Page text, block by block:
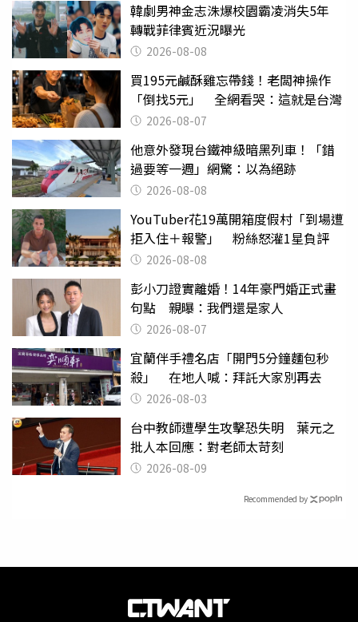
韓劇男神金志洙爆校園霸凌消失5年
轉戰菲律賓近況曝光
2026-08-08
買195元鹹酥雞忘帶錢！老闆神操作
「倒找5元」 全網看哭：這就是台灣
2026-08-07
他意外發現台鐵神級暗黑列車！「錯
過要等一週」網驚：以為絕跡
2026-08-08
YouTuber花19萬開箱度假村「到場遭
拒入住＋報警」 粉絲怒灌1星負評
2026-08-08
彭小刀證實離婚！14年豪門婚正式畫
句點 親曝：我們還是家人
2026-08-07
宜蘭伴手禮名店「開門5分鐘麵包秒
殺」 在地人喊：拜託大家別再去
2026-08-03
台中教師遭學生攻擊恐失明 葉元之
批人本回應：對老師太苛刻
2026-08-09
Recommended by